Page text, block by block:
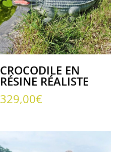
CROCODILE EN
RÉSINE RÉALISTE
329,00€